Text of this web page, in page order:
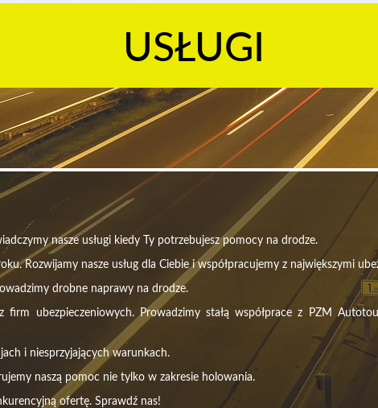
USŁUGI
nasze usługi kiedy Ty potrzebujesz pomocy na drodze.
Rozwijamy nasze usług dla Ciebie i współpracujemy z największymi
drobne naprawy na drodze.
ubezpieczeniowych. Prowadzimy stałą współprace z PZM
i niesprzyjających warunkach.
naszą pomoc nie tylko w zakresie holowania.
ofertę. Sprawdź nas!